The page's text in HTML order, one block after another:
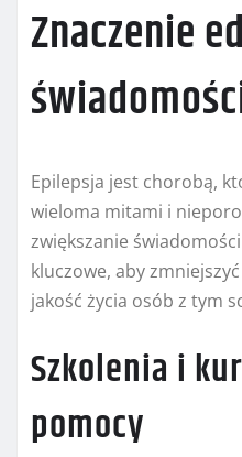
Znaczenie
Epilepsja jest chorobą,
wieloma mitami i
zwiększanie
kluczowe, aby
jakość życia osób z tym
Szkolenia i
pomocy